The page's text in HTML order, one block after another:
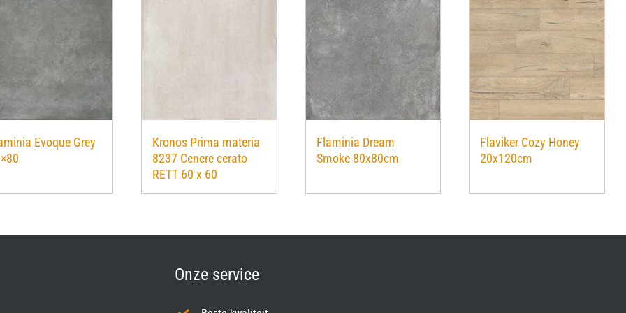
Evoque Grey
Kronos Prima materia
8237 Cenere cerato
RETT 60 x 60
Flaminia Dream
Smoke 80x80cm
Flaviker Cozy Honey
20x120cm
Onze service